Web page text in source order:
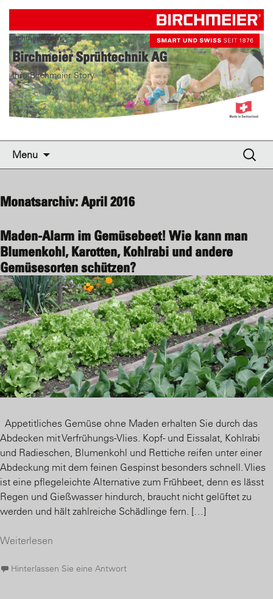
Birchmeier Sprühtechnik AG
Ihre Birchmeier Story
birchmeier.com
Menu
Suche
nach:
Monatsarchiv: April 2016
Maden-Alarm im Gemüsebeet! Wie kann man
Blumenkohl, Karotten, Kohlrabi und andere
Gemüsesorten schützen?
Appetitliches Gemüse ohne Maden erhalten Sie durch das
Abdecken mit Verfrühungs-Vlies. Kopf- und Eissalat, Kohlrabi
und Radieschen, Blumenkohl und Rettiche reifen unter einer
Abdeckung mit dem feinen Gespinst besonders schnell. Vlies
ist eine pflegeleichte Alternative zum Frühbeet, denn es lässt
Regen und Gießwasser hindurch, braucht nicht gelüftet zu
werden und hält zahlreiche Schädlinge fern. […]
Weiterlesen
Hinterlassen Sie eine Antwort